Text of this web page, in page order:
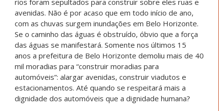
rios foram sepultados para construir sobre eles ruas e
avenidas. Não é por acaso que em todo início de ano,
com as chuvas surgem inundações em Belo Horizonte.
Se o caminho das águas é obstruído, óbvio que a força
das águas se manifestará. Somente nos últimos 15
anos a prefeitura de Belo Horizonte demoliu mais de 40
mil moradias para “construir moradias para
automóveis”: alargar avenidas, construir viadutos e
estacionamentos. Até quando se respeitará mais a
dignidade dos automóveis que a dignidade humana?